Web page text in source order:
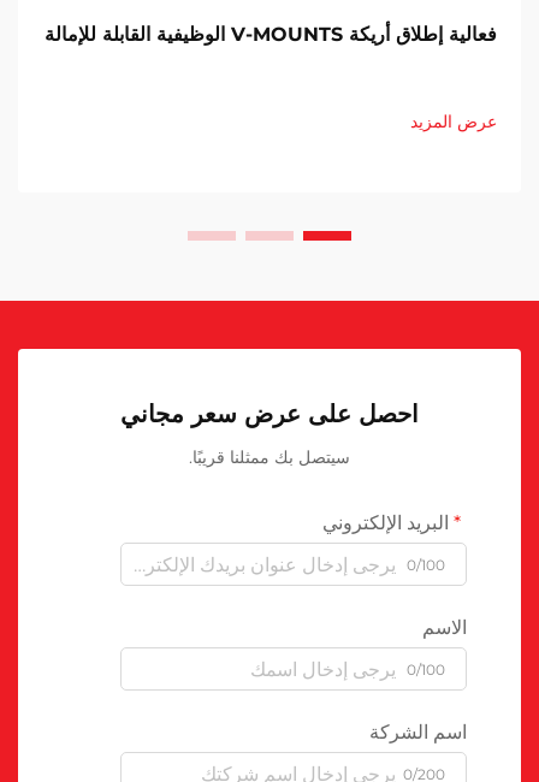
فعالية إطلاق أريكة V-MOUNTS الوظيفية القابلة للإمالة
عرض المزيد
احصل على عرض سعر مجاني
سيتصل بك ممثلنا قريبًا.
البريد الإلكتروني
0/100
الاسم
0/100
اسم الشركة
0/200